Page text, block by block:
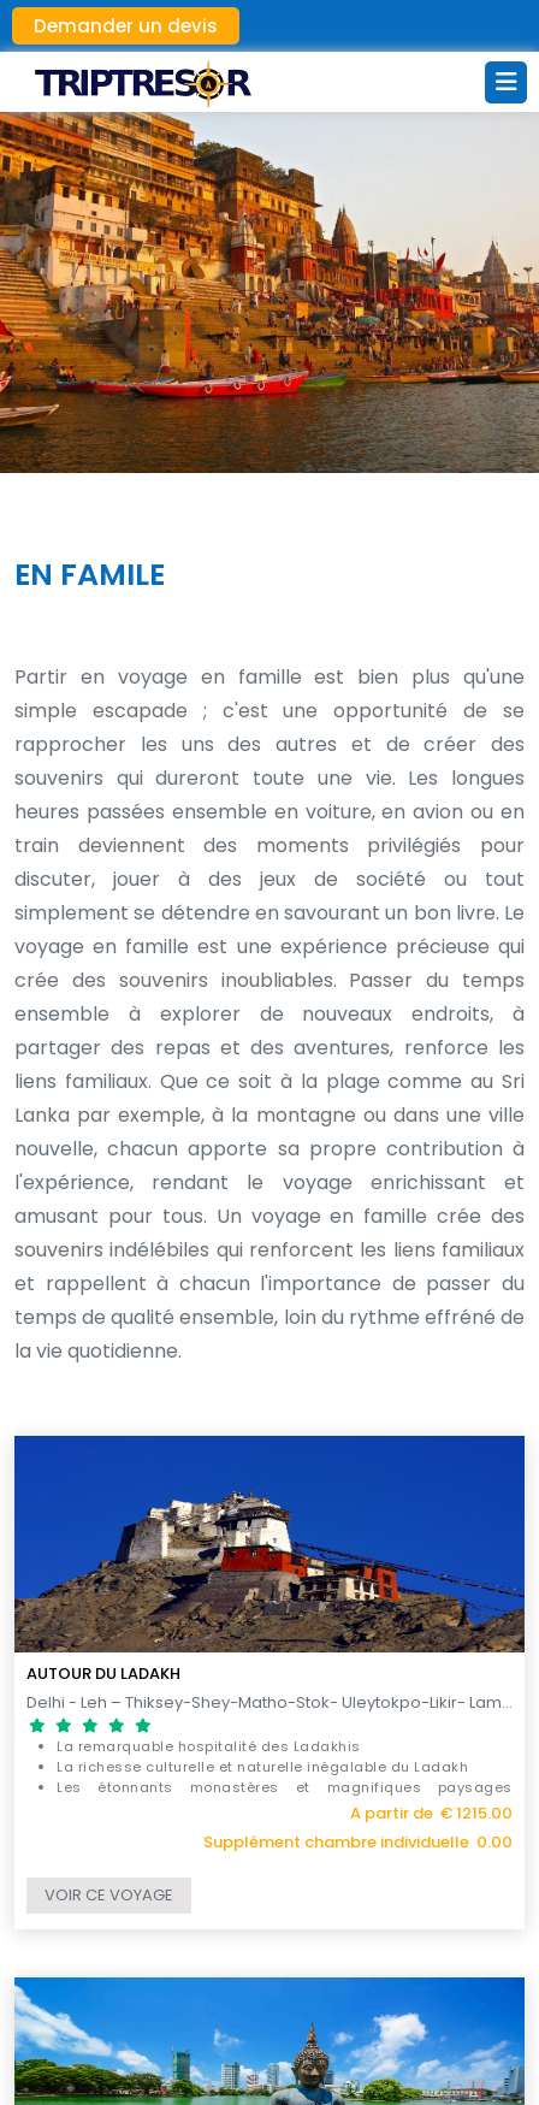
Demander un devis
EN FAMILE
Partir en voyage en famille est bien plus qu'une
simple escapade ; c'est une opportunité de se
rapprocher les uns des autres et de créer des
souvenirs qui dureront toute une vie. Les longues
heures passées ensemble en voiture, en avion ou en
train deviennent des moments privilégiés pour
discuter, jouer à des jeux de société ou tout
simplement se détendre en savourant un bon livre. Le
voyage en famille est une expérience précieuse qui
crée des souvenirs inoubliables. Passer du temps
ensemble à explorer de nouveaux endroits, à
partager des repas et des aventures, renforce les
liens familiaux. Que ce soit à la plage comme au Sri
Lanka par exemple, à la montagne ou dans une ville
nouvelle, chacun apporte sa propre contribution à
l'expérience, rendant le voyage enrichissant et
amusant pour tous. Un voyage en famille crée des
souvenirs indélébiles qui renforcent les liens familiaux
et rappellent à chacun l'importance de passer du
temps de qualité ensemble, loin du rythme effréné de
la vie quotidienne.
AUTOUR DU LADAKH
Delhi - Leh – Thiksey-Shey-Matho-Stok- Uleytokpo-Likir- Lamayuru-Alchi- Hemis-Chemrey- Thak Thok- Hunder – Panamik – Sumur-Leh-Delhi / 12 JOURS
La remarquable hospitalité des Ladakhis
La richesse culturelle et naturelle inégalable du Ladakh
Les étonnants monastères et magnifiques paysages
A partir de € 1215.00
Supplément chambre individuelle 0.00
VOIR CE VOYAGE